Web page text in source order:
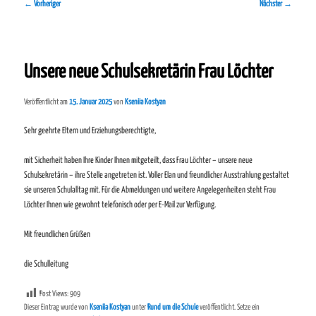
Beitragsnavigation
← Vorheriger Nächster →
Unsere neue Schulsekretärin Frau Löchter
Veröffentlicht am15. Januar 2025von Kseniia Kostyan
Sehr geehrte Eltern und Erziehungsberechtigte,
mit Sicherheit haben Ihre Kinder Ihnen mitgeteilt, dass Frau Löchter – unsere neue
Schulsekretärin – ihre Stelle angetreten ist. Voller Elan und freundlicher Ausstrahlung gestaltet
sie unseren Schulalltag mit. Für die Abmeldungen und weitere Angelegenheiten steht Frau
Löchter Ihnen wie gewohnt telefonisch oder per E-Mail zur Verfügung.
Mit freundlichen Grüßen
die Schulleitung
Post Views:909
Dieser Eintrag wurde von Kseniia KostyanunterRund um die Schuleveröffentlicht. Setze ein